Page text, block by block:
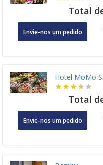
Total
Envie-nos um pedido
Hotel MoMo
Total
Envie-nos um pedido